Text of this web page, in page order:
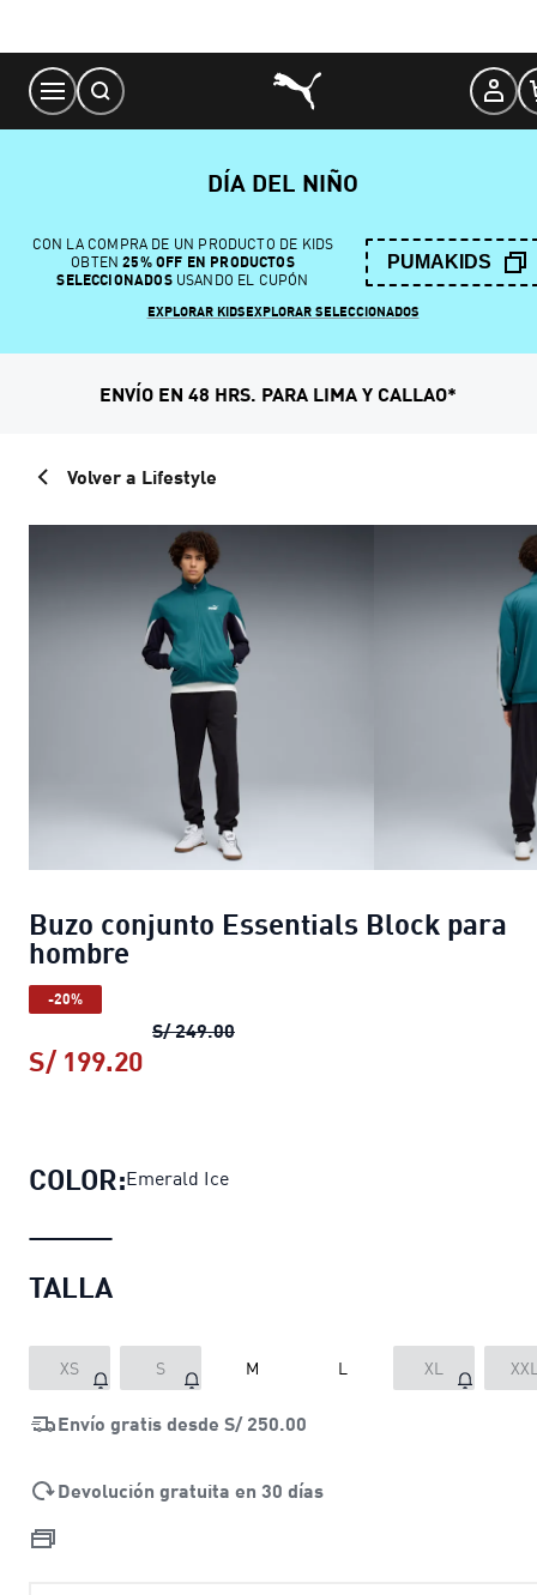
Content
DÍA DEL NIÑO
CON LA COMPRA DE UN PRODUCTO DE KIDS
OBTEN 25% OFF EN PRODUCTOS
SELECCIONADOSUSANDO EL CUPÓN
PUMAKIDS
EXPLORAR KIDSEXPLORAR SELECCIONADOS
ENVÍO EN 48 HRS. PARA LIMA Y CALLAO*
Volver a Lifestyle
Buzo conjunto Essentials Block para
hombre
-20%
S/ 249.00Buzo conjunto Essentials Block
S/ 199.20
COLOR:Emerald Ice
TALLA
XS S M L XL
Envío gratis desde S/ 250.00
Devolución gratuita en 30 días